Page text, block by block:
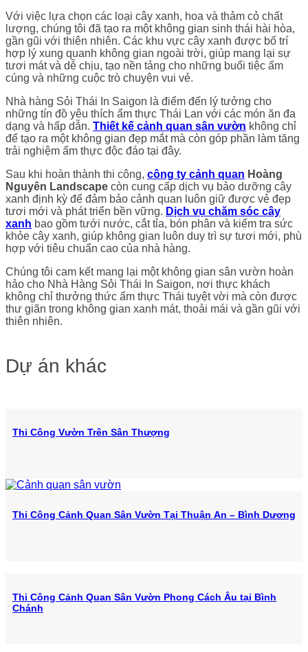
Với việc lựa chọn các loại cây xanh, hoa và thảm cỏ chất
lượng, chúng tôi đã tạo ra một không gian sinh thái hài hòa,
gần gũi với thiên nhiên. Các khu vực cây xanh được bố trí
hợp lý xung quanh không gian ngoài trời, giúp mang lại sự
tươi mát và dễ chịu, tạo nền tảng cho những buổi tiệc ấm
cúng và những cuộc trò chuyện vui vẻ.
Nhà hàng Sỏi Thái In Saigon là điểm đến lý tưởng cho
những tín đồ yêu thích ẩm thực Thái Lan với các món ăn đa
dạng và hấp dẫn. Thiết kế cảnh quan sân vườn không chỉ
để tạo ra một không gian đẹp mắt mà còn góp phần làm tăng
trải nghiệm ẩm thực độc đáo tại đây.
Sau khi hoàn thành thi công, công ty cảnh quan Hoàng
Nguyên Landscape còn cung cấp dịch vụ bảo dưỡng cây
xanh định kỳ để đảm bảo cảnh quan luôn giữ được vẻ đẹp
tươi mới và phát triển bền vững. Dịch vụ chăm sóc cây
xanh bao gồm tưới nước, cắt tỉa, bón phân và kiểm tra sức
khỏe cây xanh, giúp không gian luôn duy trì sự tươi mới, phù
hợp với tiêu chuẩn cao của nhà hàng.
Chúng tôi cam kết mang lại một không gian sân vườn hoàn
hảo cho Nhà Hàng Sỏi Thái In Saigon, nơi thực khách
không chỉ thưởng thức ẩm thực Thái tuyệt vời mà còn được
thư giãn trong không gian xanh mát, thoải mái và gần gũi với
thiên nhiên.
Dự án khác
Thi Công Vườn Trên Sân Thượng
Thi Công Cảnh Quan Sân Vườn Tại Thuận An – Bình Dương
Thi Công Cảnh Quan Sân Vườn Phong Cách Âu tại Bình
Chánh